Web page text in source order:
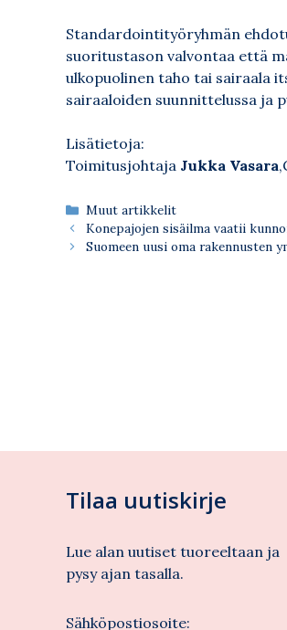
Standardointityöryhmän
suoritustason valvontaa että
ulkopuolinen taho tai sairaala
sairaaloiden suunnittelussa ja
Lisätietoja:
Toimitusjohtaja Jukka Vasara
Kategoriat
Muut artikkelit
Konepajojen sisäilma vaatii
Suomeen uusi oma rakennusten
Tilaa uutiskirje
Lue alan uutiset tuoreeltaan ja
pysy ajan tasalla.
Sähköpostiosoite: